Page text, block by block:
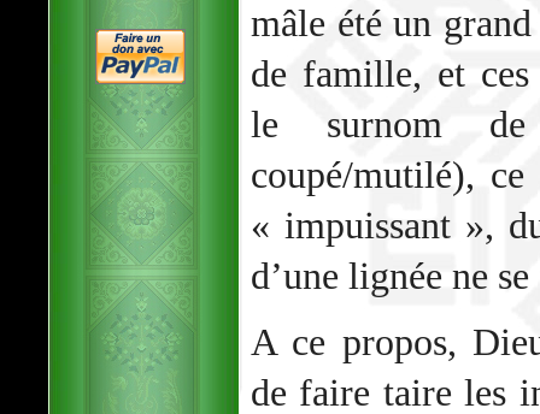
mâle été un
de famille, et ces
le surnom
coupé/mutilé),
« impuissant »,
d’une lignée ne
A ce propos,
de faire taire les